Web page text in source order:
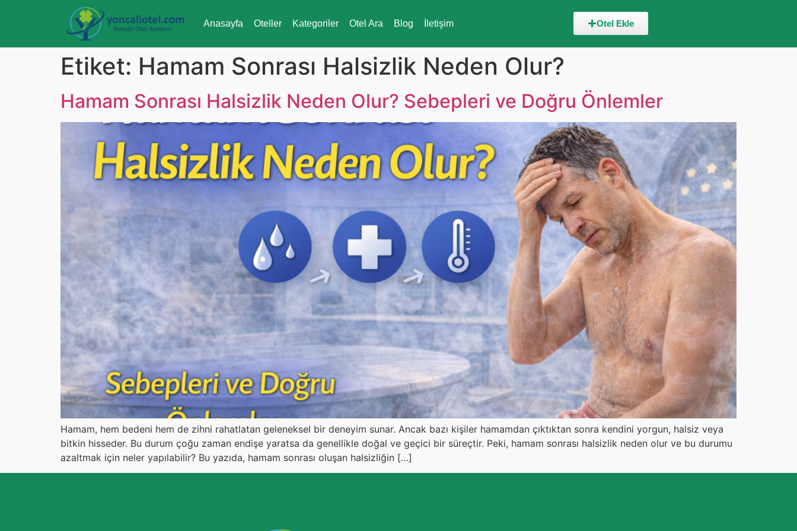
Anasayfa Oteller Kategoriler Otel Ara Blog İletişim Otel Ekle
Etiket: Hamam Sonrası Halsizlik Neden Olur?
Hamam Sonrası Halsizlik Neden Olur? Sebepleri ve Doğru Önlemler
Hamam, hem bedeni hem de zihni rahatlatan geleneksel bir deneyim sunar. Ancak bazı kişiler hamamdan çıktıktan sonra kendini yorgun, halsiz veya
bitkin hisseder. Bu durum çoğu zaman endişe yaratsa da genellikle doğal ve geçici bir süreçtir. Peki, hamam sonrası halsizlik neden olur ve bu durumu
azaltmak için neler yapılabilir? Bu yazıda, hamam sonrası oluşan halsizliğin […]